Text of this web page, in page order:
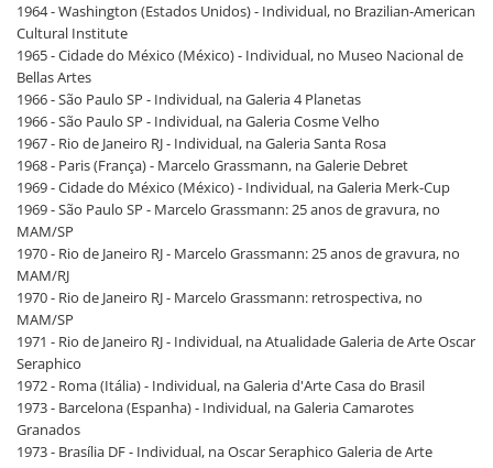
1964 - Washington (Estados Unidos) - Individual, no Brazilian-American
Cultural Institute
1965 - Cidade do México (México) - Individual, no Museo Nacional de
Bellas Artes
1966 - São Paulo SP - Individual, na Galeria 4 Planetas
1966 - São Paulo SP - Individual, na Galeria Cosme Velho
1967 - Rio de Janeiro RJ - Individual, na Galeria Santa Rosa
1968 - Paris (França) - Marcelo Grassmann, na Galerie Debret
1969 - Cidade do México (México) - Individual, na Galeria Merk-Cup
1969 - São Paulo SP - Marcelo Grassmann: 25 anos de gravura, no
MAM/SP
1970 - Rio de Janeiro RJ - Marcelo Grassmann: 25 anos de gravura, no
MAM/RJ
1970 - Rio de Janeiro RJ - Marcelo Grassmann: retrospectiva, no
MAM/SP
1971 - Rio de Janeiro RJ - Individual, na Atualidade Galeria de Arte Oscar
Seraphico
1972 - Roma (Itália) - Individual, na Galeria d'Arte Casa do Brasil
1973 - Barcelona (Espanha) - Individual, na Galeria Camarotes
Granados
1973 - Brasília DF - Individual, na Oscar Seraphico Galeria de Arte